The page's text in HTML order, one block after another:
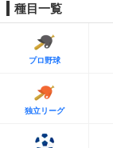
種目一覧
プロ野球
独立リーグ